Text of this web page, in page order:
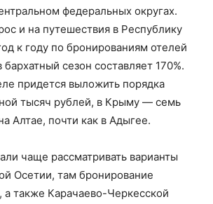
федеральных округах.
и на путешествия в Республику
к году по бронированиям отелей
бархатный сезон составляет 170%.
придется выложить порядка
тысяч рублей, в Крыму — семь
Алтае, почти как в Адыгее.
чаще рассматривать варианты
Осетии, там бронирование
а также Карачаево-Черкесской